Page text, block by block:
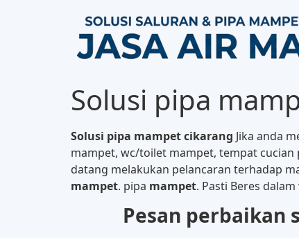
Solusi pipa
Solusi pipa mampet cikarang Jika anda
mampet, wc/toilet mampet, tempat
datang melakukan pelancaran terhadap
mampet. pipa mampet. Pasti Beres
Pesan perbaikan